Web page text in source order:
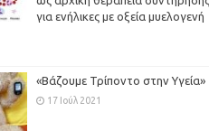
για ενήλικες με οξεία μυελογενή
«Βάζουμε Τρίποντο στην Υγεία»
17 Ιούλ 2021